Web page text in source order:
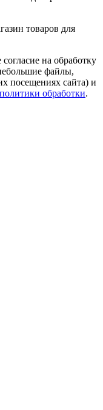
товаров для
на обработку
файлы,
посещениях сайта) и
обработки.